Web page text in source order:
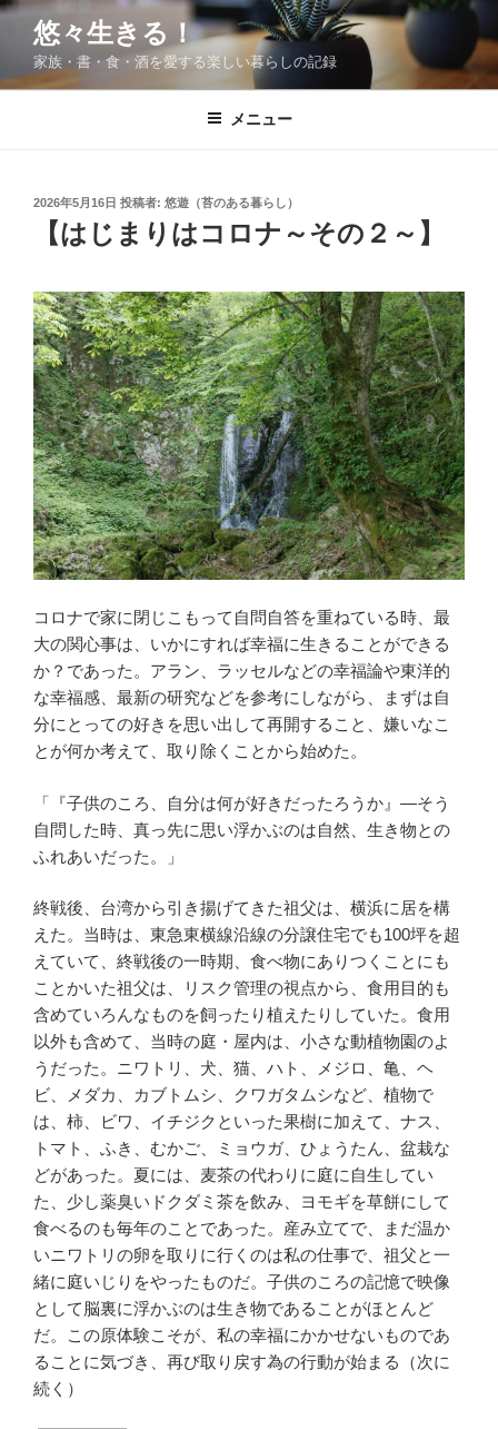
コ
ン
悠々生きる！
家族・書・食・酒を愛する楽しい暮らしの記録
メニュー
投
2026年5月16日 投稿者: 悠遊（苔のある暮らし）
【はじまりはコロナ～その２～】
コロナで家に閉じこもって自問自答を重ねている時、最
大の関心事は、いかにすれば幸福に生きることができる
か？であった。アラン、ラッセルなどの幸福論や東洋的
な幸福感、最新の研究などを参考にしながら、まずは自
分にとっての好きを思い出して再開すること、嫌いなこ
とが何か考えて、取り除くことから始めた。
「『子供のころ、自分は何が好きだったろうか』―そう
自問した時、真っ先に思い浮かぶのは自然、生き物との
ふれあいだった。」
終戦後、台湾から引き揚げてきた祖父は、横浜に居を構
えた。当時は、東急東横線沿線の分譲住宅でも100坪を超
えていて、終戦後の一時期、食べ物にありつくことにも
ことかいた祖父は、リスク管理の視点から、食用目的も
含めていろんなものを飼ったり植えたりしていた。食用
以外も含めて、当時の庭・屋内は、小さな動植物園のよ
うだった。ニワトリ、犬、猫、ハト、メジロ、亀、ヘ
ビ、メダカ、カブトムシ、クワガタムシなど、植物で
は、柿、ビワ、イチジクといった果樹に加えて、ナス、
トマト、ふき、むかご、ミョウガ、ひょうたん、盆栽な
どがあった。夏には、麦茶の代わりに庭に自生してい
た、少し薬臭いドクダミ茶を飲み、ヨモギを草餅にして
食べるのも毎年のことであった。産み立てで、まだ温か
いニワトリの卵を取りに行くのは私の仕事で、祖父と一
緒に庭いじりをやったものだ。子供のころの記憶で映像
として脳裏に浮かぶのは生き物であることがほとんど
だ。この原体験こそが、私の幸福にかかせないものであ
ることに気づき、再び取り戻す為の行動が始まる（次に
続く）